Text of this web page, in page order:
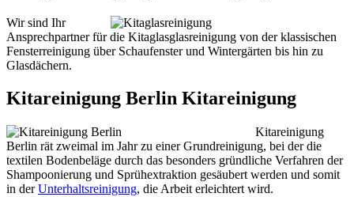
Wir sind Ihr
Ansprechpartner für die Kitaglasglasreinigung von der klassischen
Fensterreinigung über Schaufenster und Wintergärten bis hin zu
Glasdächern.
Kitareinigung Berlin Kitareinigung
Kitareinigung
Berlin rät zweimal im Jahr zu einer Grundreinigung, bei der die
textilen Bodenbeläge durch das besonders gründliche Verfahren der
Shampoonierung und Sprühextraktion gesäubert werden und somit
in derUnterhaltsreinigung, die Arbeit erleichtert wird.